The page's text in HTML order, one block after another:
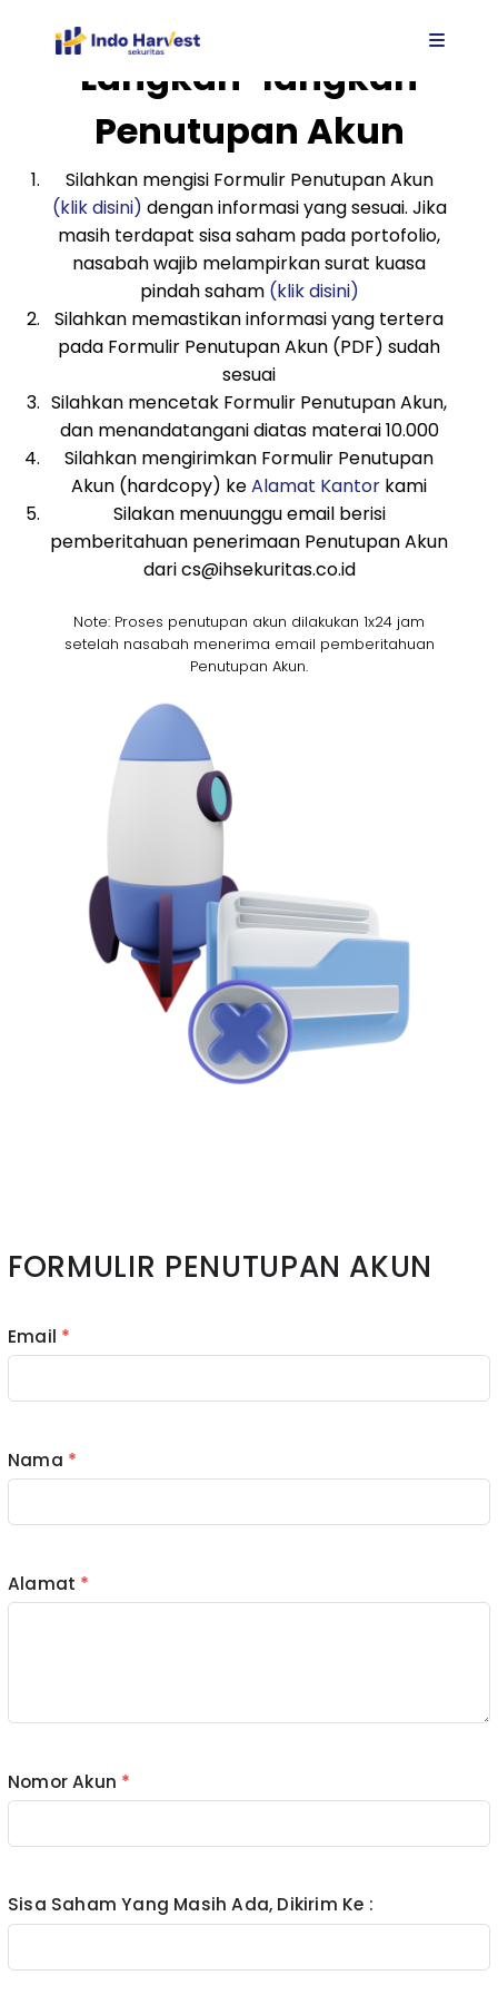
Langkah-langkah
Penutupan Akun
Silahkan mengisi Formulir Penutupan Akun
(klik disini) dengan informasi yang sesuai. Jika
masih terdapat sisa saham pada portofolio,
nasabah wajib melampirkan surat kuasa
pindah saham (klik disini)
Silahkan memastikan informasi yang tertera
pada Formulir Penutupan Akun (PDF) sudah
sesuai
Silahkan mencetak Formulir Penutupan Akun,
dan menandatangani diatas materai 10.000
Silahkan mengirimkan Formulir Penutupan
Akun (hardcopy) keAlamat Kantor kami
Silakan menuunggu email berisi
pemberitahuan penerimaan Penutupan Akun
dari cs@ihsekuritas.co.id
Note: Proses penutupan akun dilakukan 1x24 jam
setelah nasabah menerima email pemberitahuan
Penutupan Akun.
FORMULIR PENUTUPAN AKUN
Email *
Nama *
Alamat *
Nomor Akun *
Sisa Saham Yang Masih Ada, Dikirim Ke :
rights reserved.